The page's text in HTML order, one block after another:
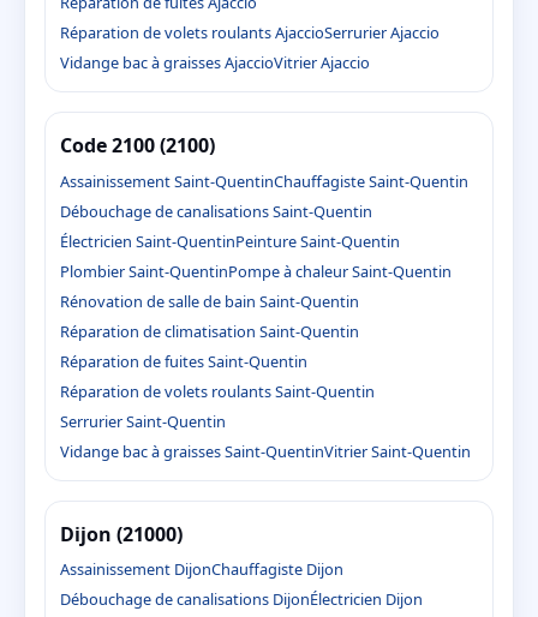
Réparation de volets roulants AjaccioSerrurier Ajaccio
Vidange bac à graisses AjaccioVitrier Ajaccio
Code 2100 (2100)
Assainissement Saint-QuentinChauffagiste Saint-Quentin
Débouchage de canalisations Saint-Quentin
Électricien Saint-QuentinPeinture Saint-Quentin
Plombier Saint-QuentinPompe à chaleur Saint-Quentin
Rénovation de salle de bain Saint-Quentin
Réparation de climatisation Saint-Quentin
Réparation de fuites Saint-Quentin
Réparation de volets roulants Saint-Quentin
Serrurier Saint-Quentin
Vidange bac à graisses Saint-QuentinVitrier Saint-Quentin
Dijon (21000)
Assainissement DijonChauffagiste Dijon
Débouchage de canalisations DijonÉlectricien Dijon